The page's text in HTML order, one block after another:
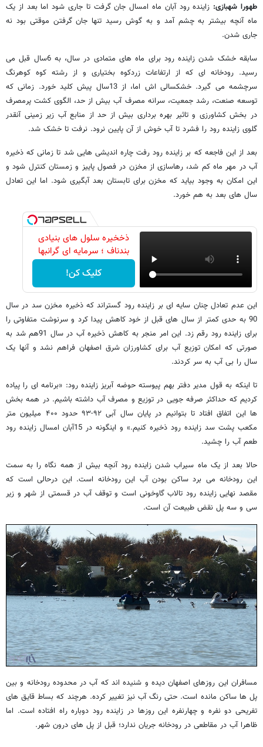
طهورا شهبازی: زاینده رود آبان ماه امسال جان گرفت تا جاری شود اما بعد از یک
ماه آنچه بیشتر به چشم آمد و به گوش رسید تنها جان گرفتن موقتی بود نه
جاری شدن.
سابقه خشک شدن زاینده رود برای ماه های متمادی در سال، به 6سال قبل می
رسید. رودخانه ای که از ارتفاعات زردکوه بختیاری و از رشته کوه کوهرنگ
سرچشمه می گیرد. خشکسالی اش اما، از 13سال پیش کلید خورد. زمانی که
توسعه صنعت، رشد جمعیت، سرانه مصرف آب بیش از حد، الگوی کشت پرمصرف
در بخش کشاورزی و تاثیر بهره برداری بیش از حد از منابع آب زیر زمینی آنقدر
گلوی زاینده رود را فشرد تا آب خوش از آن پایین نرود. نرفت تا خشک شد.
بعد از این فاجعه که بر زاینده رود رفت چاره اندیشی هایی شد تا زمانی که ذخیره
آب در مهر ماه کم شد، رهاسازی از مخزن در فصول پاییز و زمستان کنترل شود و
این امکان به وجود بیاید که مخزن برای تابستان بعد آبگیری شود. اما این تعادل
سال های بعد به هم خورد.
ذخخیره سلول های بنیادی
بندناف ؛ سرمایه ای گرانبها
کلیک کن!
این عدم تعادل چنان سایه ای بر زاینده رود گستراند که ذخیره مخزن سد در سال
90 به حدی کمتر از سال های قبل از خود کاهش پیدا کرد و سرنوشت متفاوتی را
برای زاینده رود رقم زد. این امر منجر به کاهش ذخیره آب در سال 91هم شد به
صورتی که امکان توزیع آب برای کشاورزان شرق اصفهان فراهم نشد و آنها یک
سال را بی آب به سر کردند.
تا اینکه به قول مدیر دفتر بهم پیوسته حوضه آبریز زاینده رود: «برنامه ای را پیاده
کردیم که حداکثر صرفه جویی در توزیع و مصرف آب داشته باشیم. در همه بخش
ها این اتفاق افتاد تا بتوانیم در پایان سال آبی ۹۲-۹۳ حدود ۴۰۰ میلیون متر
مکعب پشت سد زاینده رود ذخیره کنیم.» و اینگونه در 15آبان امسال زاینده رود
طعم آب را چشید.
حالا بعد از یک ماه سیراب شدن زاینده رود آنچه بیش از همه نگاه را به سمت
این رودخانه می برد ساکن بودن آب این رودخانه است. این درحالی است که
مقصد نهایی زاینده رود تالاب گاوخونی است و توقف آب در قسمتی از شهر و زیر
سی و سه پل نقض طبیعت آن است.
مسافران این روزهای اصفهان دیده و شنیده اند که آب در محدوده رودخانه و بین
پل ها ساکن مانده است. حتی رنگ آب نیز تغییر کرده. هرچند که بساط قایق های
تفریحی دو نفره و چهارنفره این روزها در زاینده رود دوباره راه افتاده است. اما
ظاهرا آب در مقاطعی در رودخانه جریان ندارد؛ قبل از پل های درون شهر.